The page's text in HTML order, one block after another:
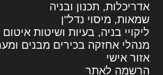
אדריכלות, תכנון ובניה
שמאות, מיסוי נדל"ן
ליקויי בניה, בעיות ושיטות איטום
מנהלי אחזקה בכירים מבנים
אזור אישי
הרשמה לאתר